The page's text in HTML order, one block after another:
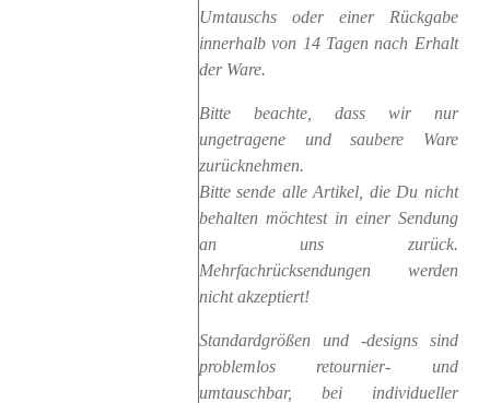
Umtauschs oder einer Rückgabe
innerhalb von 14 Tagen nach Erhalt
der Ware.
Bitte beachte, dass wir nur
ungetragene und saubere Ware
zurücknehmen.
Bitte sende alle Artikel, die Du nicht
behalten möchtest in einer Sendung
an uns zurück.
Mehrfachrücksendungen werden
nicht akzeptiert!
Standardgrößen und -designs sind
problemlos retournier- und
umtauschbar, bei individueller